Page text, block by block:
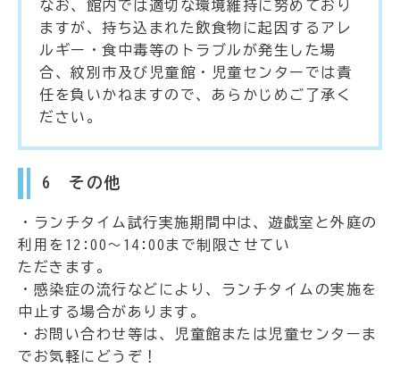
なお、館内では適切な環境維持に努めており
ますが、持ち込まれた飲食物に起因するアレ
ルギー・食中毒等のトラブルが発生した場
合、紋別市及び児童館・児童センターでは責
任を負いかねますので、あらかじめご了承く
ださい。
6 その他
・ランチタイム試行実施期間中は、遊戯室と外庭の
利用を12:00～14:00まで制限させてい
ただきます。
・感染症の流行などにより、ランチタイムの実施を
中止する場合があります。
・お問い合わせ等は、児童館または児童センターま
でお気軽にどうぞ！